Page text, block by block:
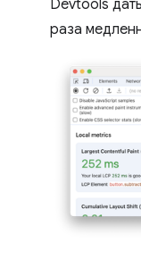
Devtools
раза